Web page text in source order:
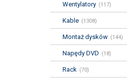
Wentylatory
Kable
Montaż dysków
Napędy DVD
Rack